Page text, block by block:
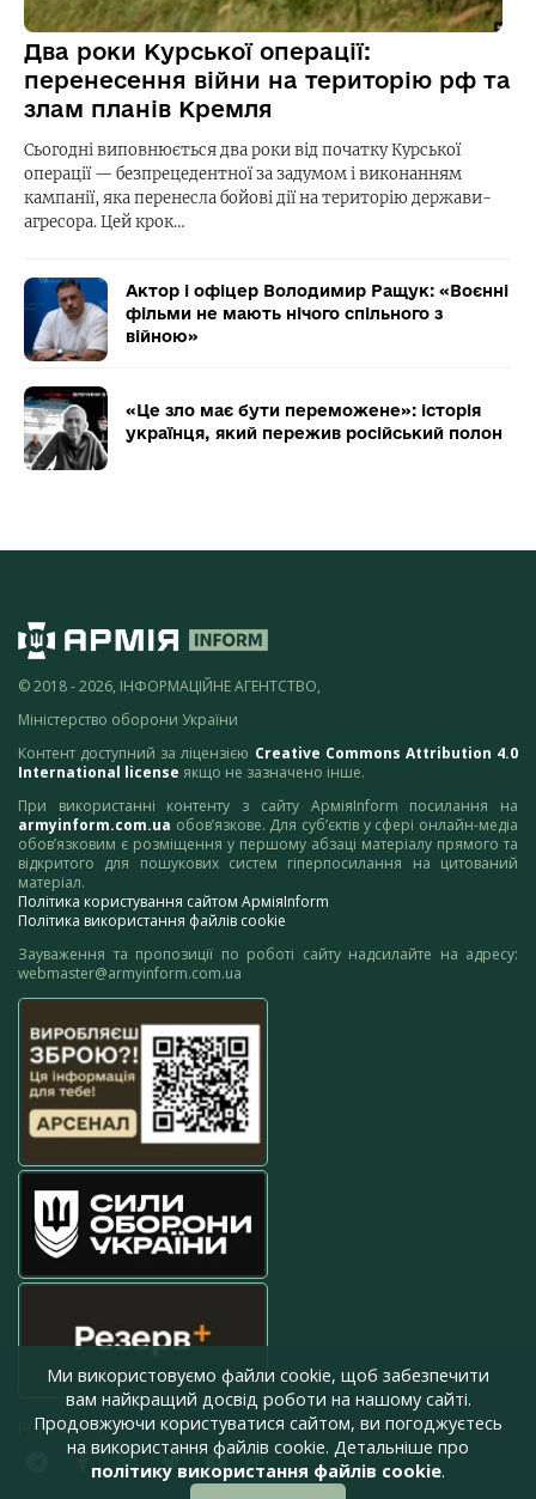
Два роки Курської операції:
перенесення війни на територію рф та
злам планів Кремля
Сьогодні виповнюється два роки від початку Курської
операції — безпрецедентної за задумом і виконанням
кампанії, яка перенесла бойові дії на територію держави-
агресора. Цей крок…
Актор і офіцер Володимир Ращук: «Воєнні
фільми не мають нічого спільного з
війною»
«Це зло має бути переможене»: історія
українця, який пережив російський полон
© 2018 - 2026, ІНФОРМАЦІЙНЕ АГЕНТСТВО,
Міністерство оборони України
Контент доступний за ліцензією Creative Commons Attribution 4.0
International license якщо не зазначено інше.
При використанні контенту з сайту АрміяInform посилання на
armyinform.com.ua обов’язкове. Для суб’єктів у сфері онлайн-медіа
обов’язковим є розміщення у першому абзаці матеріалу прямого та
відкритого для пошукових систем гіперпосилання на цитований
матеріал.
Політика користування сайтом АрміяInform
Політика використання файлів cookie
Зауваження та пропозиції по роботі сайту надсилайте на адресу:
webmaster@armyinform.com.ua
press@armyinform.com.ua
Ми використовуємо файли cookie, щоб забезпечити
вам найкращий досвід роботи на нашому сайті.
Продовжуючи користуватися сайтом, ви погоджуєтесь
на використання файлів cookie. Детальніше про
політику використання файлів cookie.